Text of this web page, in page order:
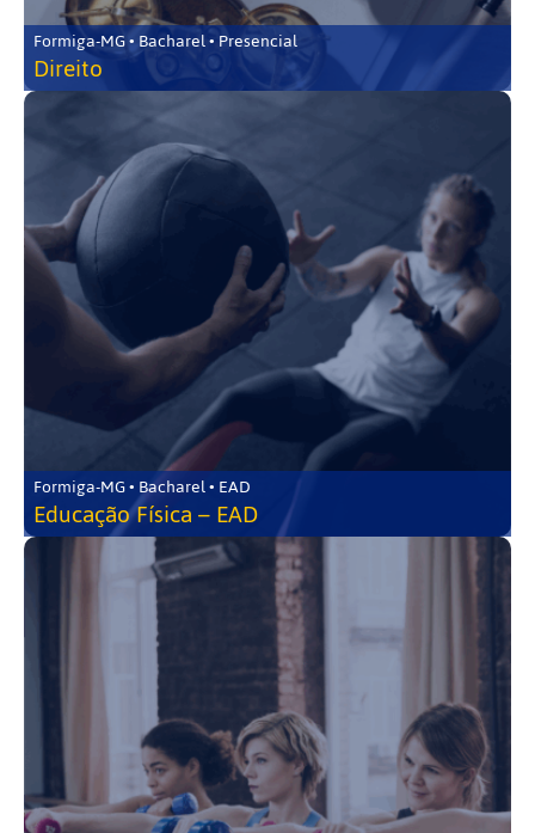
Formiga-MG • Bacharel • Presencial
Direito
Formiga-MG • Bacharel • EAD
Educação Física – EAD